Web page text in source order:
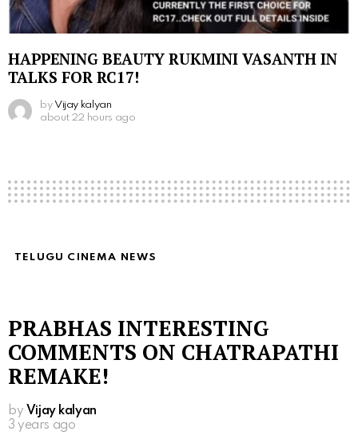
HAPPENING BEAUTY RUKMINI VASANTH IN
TALKS FOR RC17!
by Vijay kalyan
about 22 hours ago
TELUGU CINEMA NEWS
PRABHAS INTERESTING
COMMENTS ON CHATRAPATHI
REMAKE!
by Vijay kalyan
3 years ago